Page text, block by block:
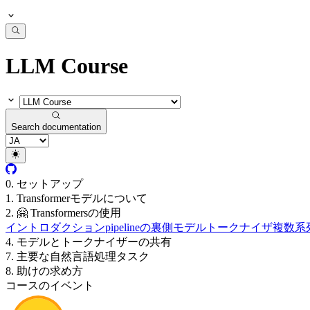
LLM Course
Search documentation
0. セットアップ
1. Transformerモデルについて
2. 🤗 Transformersの使用
イントロダクションpipelineの裏側 モデル トークナイザ複数系
4. モデルとトークナイザーの共有
7. 主要な自然言語処理タスク
8. 助けの求め方
コースのイベント